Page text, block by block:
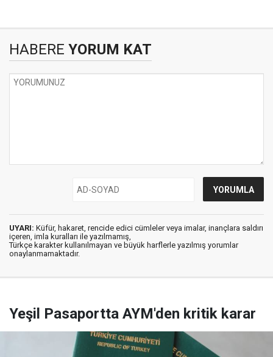
HABERE YORUM KAT
UYARI: Küfür, hakaret, rencide edici cümleler veya imalar, inançlara saldırı
içeren, imla kuralları ile yazılmamış,
Türkçe karakter kullanılmayan ve büyük harflerle yazılmış yorumlar
onaylanmamaktadır.
Yeşil Pasaportta AYM'den kritik karar